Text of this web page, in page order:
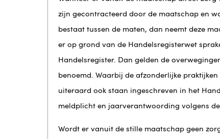
zijn gecontracteerd door de maatschap en
bestaat tussen de maten, dan neemt deze
er op grond van de Handelsregisterwet
Handelsregister. Dan gelden de
benoemd. Waarbij de afzonderlijke
uiteraard ook staan ingeschreven in het
meldplicht en jaarverantwoording volgens
Wordt er vanuit de stille maatschap geen